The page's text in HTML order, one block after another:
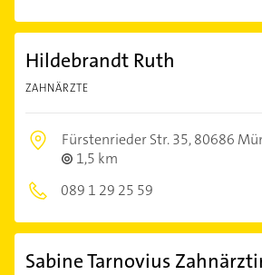
Hildebrandt Ruth
ZAHNÄRZTE
Fürstenrieder Str. 35,80686
1,5 km
089 1 29 25 59
Sabine Tarnovius